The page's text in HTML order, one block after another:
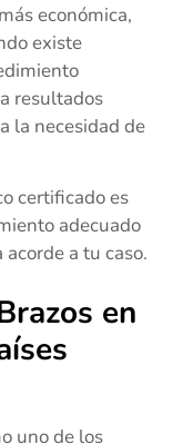
económica,
existe
resultados
la necesidad de
certificado es
adecuado
a tu caso.
en
uno de los